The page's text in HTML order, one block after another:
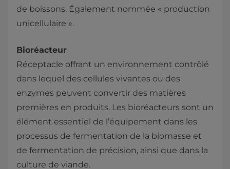
de boissons. Également nommée « production
unicellulaire ».
Bioréacteur
Réceptacle offrant un environnement contrôlé
dans lequel des cellules vivantes ou des
enzymes peuvent convertir des matières
premières en produits. Les bioréacteurs sont un
élément essentiel de l’équipement dans les
processus de fermentation de la biomasse et
de fermentation de précision, ainsi que dans la
culture de viande.